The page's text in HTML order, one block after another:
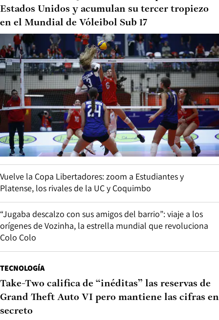
Estados Unidos y acumulan su tercer tropiezo
en el Mundial de Vóleibol Sub 17
Vuelve la Copa Libertadores: zoom a Estudiantes y
Platense, los rivales de la UC y Coquimbo
“Jugaba descalzo con sus amigos del barrio”: viaje a los
orígenes de Vozinha, la estrella mundial que revoluciona
Colo Colo
TECNOLOGÍA
Take-Two califica de “inéditas” las reservas de
Grand Theft Auto VI pero mantiene las cifras en
secreto